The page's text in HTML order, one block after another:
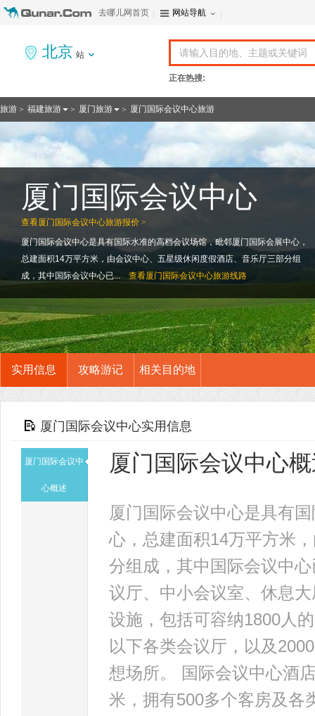
去哪儿网首页 网站导航
北京 站
正在热搜:
旅游 > 福建旅游 > 厦门旅游 > 厦门国际会议中心旅游
查看厦门国际会议中心旅游报价 >
厦门国际会议中心
厦门国际会议中心是具有国际水准的高档会议场馆，毗邻厦门国际会展中心，
总建面积14万平方米，由会议中心、五星级休闲度假酒店、音乐厅三部分组
成，其中国际会议中心已...
查看厦门国际会议中心旅游线路
实用信息 攻略游记 相关目的地
厦门国际会议中心实用信息
厦门国际会议中
心概述
厦门国际会议中心
厦门国际会议中心是具有
心，总建面积14万平方米
分组成，其中国际会议中
议厅、中小会议室、休息
设施，包括可容纳1800人
以下各类会议厅，以及
想场所。 国际会议中心酒
米，拥有500多个客房及各